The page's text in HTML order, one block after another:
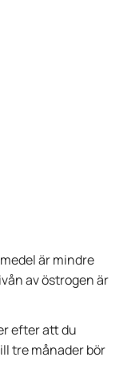
är mindre
av östrogen är
efter att du
tre månader bör